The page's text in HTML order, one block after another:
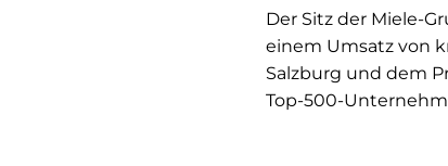
Der Sitz der Miele-
einem Umsatz von
Salzburg und dem
Top-500-